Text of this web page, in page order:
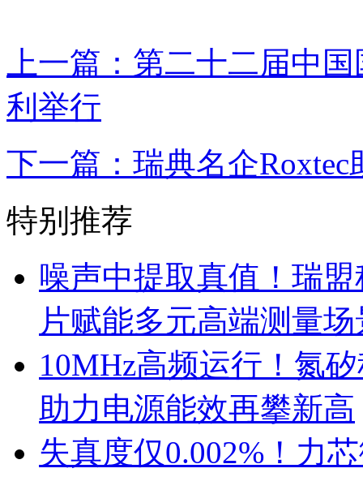
上一篇：第二十二届中
利举行
下一篇：瑞典名企
特别推荐
噪声中提取真值！瑞
片赋能多元高端测量场
10MHz高频运行！氮
助力电源能效再攀新高
失真度仅0.002%！力